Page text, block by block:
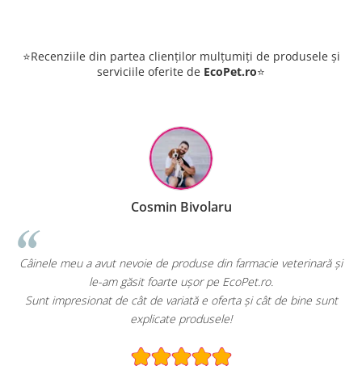
⭐Recenziile din partea clienților mulțumiți de produsele și
serviciile oferite de EcoPet.ro⭐
Cosmin Bivolaru
Câinele meu a avut nevoie de produse din farmacie veterinară și
le-am găsit foarte ușor pe EcoPet.ro.
Sunt impresionat de cât de variată e oferta și cât de bine sunt
explicate produsele!